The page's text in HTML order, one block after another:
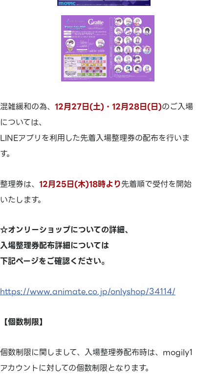
混雑緩和の為、 12月27日(土)・12月28日(日)のご入場
については、
LINEアプリを利用した先着入場整理券の配布を行いま
す。
整理券は、 12月25日(木)18時より先着順で受付を開始
いたします。
☆オンリーショップについての詳細、
入場整理券配布詳細については
下記ページをご確認ください。
https://www.animate.co.jp/onlyshop/34114/
【個数制限】
個数制限に関しまして、入場整理券配布時は、mogily1
アカウントに対しての個数制限となります。